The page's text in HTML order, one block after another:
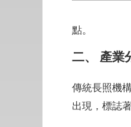
點。
二、 產業
傳統長照機
出現，標誌